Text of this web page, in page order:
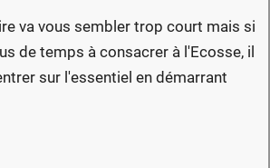
va vous sembler trop court mais si
de temps à consacrer à l'Ecosse, il
sur l'essentiel en démarrant